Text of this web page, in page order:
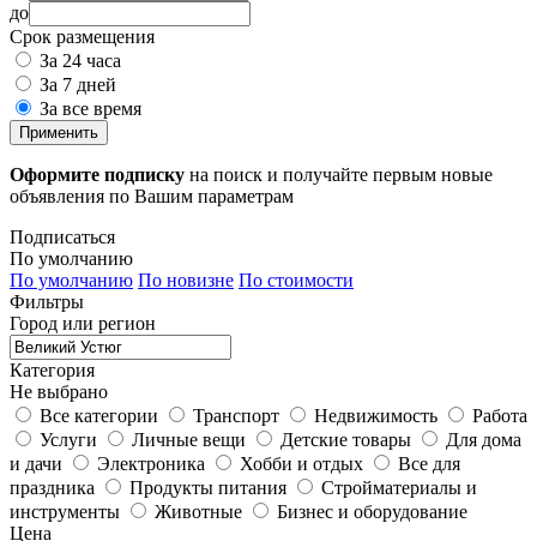
до
Срок размещения
За 24 часа
За 7 дней
За все время
Применить
Оформите подписку на поиск и получайте первым новые
объявления по Вашим параметрам
Подписаться
По умолчанию
По умолчанию По новизне По стоимости
Фильтры
Город или регион
Категория
Не выбрано
Все категории
Транспорт Недвижимость
Работа
Услуги
Личные вещи Детские товары
Для дома
и дачи
Электроника Хобби и отдых
Все для
праздника
Продукты питания
Стройматериалы и
инструменты
Животные
Бизнес и оборудование
Цена